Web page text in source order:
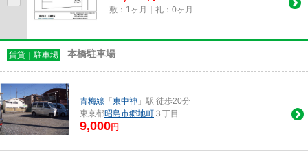
敷：1ヶ月｜礼：0ヶ月
賃貸｜駐車場 本橋駐車場
青梅線 「 東中神 」駅 徒歩20分
東京都昭島市郷地町 ３丁目
9,000円